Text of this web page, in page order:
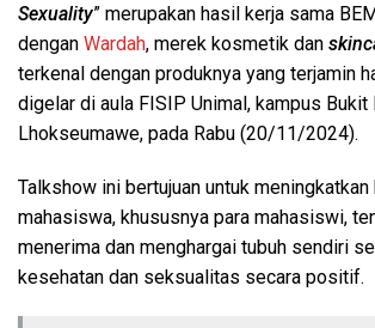
Sexuality” merupakan hasil kerja sama
dengan Wardah, merek kosmetik dan
terkenal dengan produknya yang terjamin
digelar di aula FISIP Unimal, kampus Bukit
Lhokseumawe, pada Rabu (20/11/2024).
Talkshow ini bertujuan untuk meningkatkan
mahasiswa, khususnya para mahasiswi,
menerima dan menghargai tubuh sendiri
kesehatan dan seksualitas secara positif.